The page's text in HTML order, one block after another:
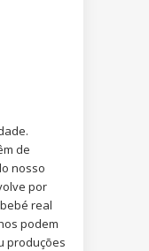
de
nosso
por
real
podem
produções